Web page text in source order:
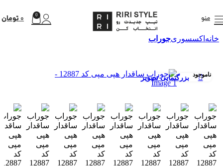
منو 0
0تومان
خانه اکسسوریجوراب
ناموجود بزرگنمایی تصویر